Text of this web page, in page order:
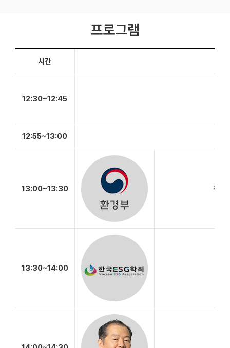
프로그램
시간
12:30~12:45
12:55~13:00
13:00~13:30 전기
13:30~14:00